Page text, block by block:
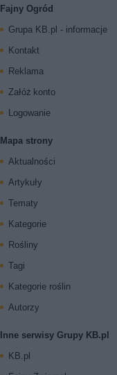
Fajny Ogród
Grupa KB.pl - informacje
Kontakt
Reklama
Załóż konto
Logowanie
Mapa strony
Aktualności
Artykuły
Tematy
Kategorie
Rośliny
Tagi
Kategorie roślin
Autorzy
Inne serwisy Grupy KB.pl
KB.pl